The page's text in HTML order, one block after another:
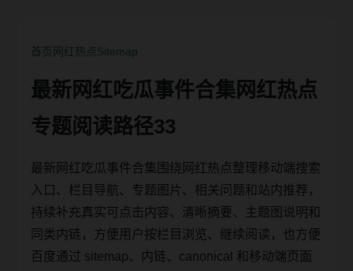
首页网红热点Sitemap
最新网红吃瓜事件合集网红热点
专题阅读路径33
最新网红吃瓜事件合集围绕网红热点整理移动端搜索
入口、栏目导航、专题图片、相关问题和站内推荐，
持续补充真实可点击内容、清晰摘要、主题图说明和
同类内链，方便用户按栏目浏览、继续阅读，也方便
百度通过 sitemap、内链、canonical 和移动端页面